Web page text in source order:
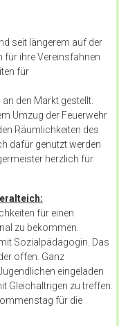
seit längerem auf der
für ihre Vereinsfahnen
für
den Markt gestellt.
Umzug der Feuerwehr
Räumlichkeiten des
dafür genutzt werden
herzlich für
:
für einen
zu bekommen.
Sozialpädagogin. Das
offen. Ganz
eingeladen
Gleichaltrigen zu treffen.
für die